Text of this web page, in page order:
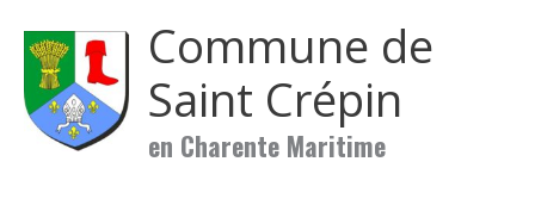
Commune de
Saint Crépin
en Charente Maritime